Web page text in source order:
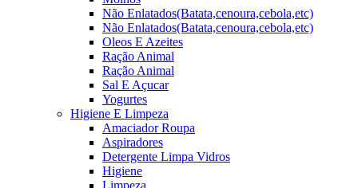
Não Enlatados(Batata,cenoura,cebola,etc)
Não Enlatados(Batata,cenoura,cebola,etc)
Oleos E Azeites
Ração Animal
Ração Animal
Sal E Açucar
Yogurtes
Higiene E Limpeza
Amaciador Roupa
Aspiradores
Detergente Limpa Vidros
Higiene
Limpeza